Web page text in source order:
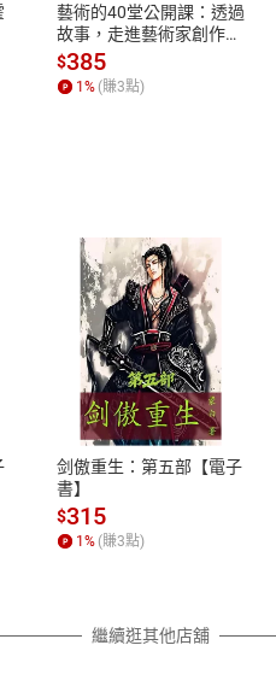
退換貨規範
是否提供消費者保護法七日猶
權利，遽消費者保護法及通訊交
合理例外情事適用準則，依商
各有不同規定。詳細退換貨說明
各商品說明。
藝術的40堂公開課：透過
故事，走進藝術家創作現
場，看藝術如何誕生、如
何形塑人類生活【電子
書】
$385
1 % (賺3點)
剑傲重生：第五部【電子
書】
$315
1 % (賺3點)
繼續逛其他店舖